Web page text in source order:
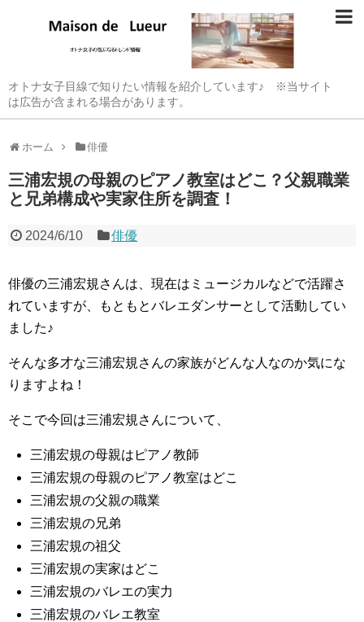
オトナ女子目線で知りたい情報を紹介しています♪ ※当サイト
は広告が含まれる場合があります。
ホーム 俳優
三浦宏規の母親のピアノ教室はどこ？父親職業
と兄弟構成や実家住所を調査！
2024/6/10 俳優
俳優の三浦宏規さんは、現在はミュージカルなどで活躍さ
れていますが、もともとバレエダンサーとして活動してい
ました♪
そんな多才な三浦宏規さんの家族がどんな人なのか気にな
りますよね！
そこで今回は三浦宏規さんについて、
三浦宏規の母親はピアノ教師
三浦宏規の母親のピアノ教室はどこ
三浦宏規の父親の職業
三浦宏規の兄弟
三浦宏規の祖父
三浦宏規の実家はどこ
三浦宏規のバレエの実力
三浦宏規のバレエ教室